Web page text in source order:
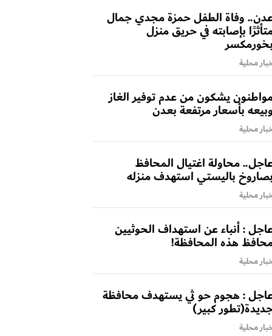
وفاة الطفل حمزة مجدي جمال
بإصابته في حريق منزل
بخورمكسر
محلية
يشكون من عدم توفير الغاز
وبيعه بأسعار مرتفعة بعدن
محلية
محاولة اغتيال المحافظ
بصاروخ باليستي استهدف منزله
محلية
: أنباء عن استهداف الحوثيين
هذه المحافظة!
محلية
: هجوم حو ثي يستهدف محافظة
كبير)
محلية